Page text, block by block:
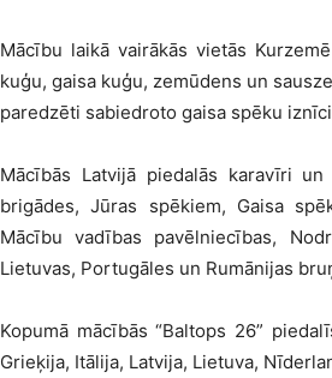
Mācību laikā vairākās vietās
kuģu, gaisa kuģu, zemūdens un
paredzēti sabiedroto gaisa spēku
Mācībās Latvijā piedalās karavīri
brigādes, Jūras spēkiem, Gaisa
Mācību vadības pavēlniecības,
Lietuvas, Portugāles un Rumānijas
Kopumā mācībās “Baltops 26”
Grieķija, Itālija, Latvija, Lietuva,